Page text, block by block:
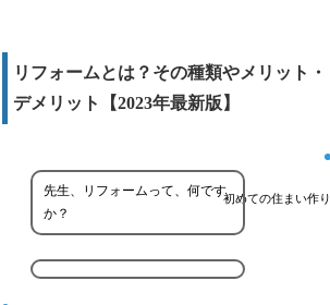
リフォームとは？その種類やメリット・
デメリット【2023年最新版】
初めての住まい作り
先生、リフォームって、何です
か？